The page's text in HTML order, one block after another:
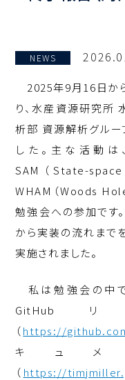
NEWS
2025年9月 16日か
り、水産資源研究所
析部 資源解析グルー
した。主な活動
SAM
（State-
WHAM （Woods
勉強会への参加です
から実装の流れまで
実施されました。
私は勉強会の中
GitHub
（https://
キュメ
（ https://